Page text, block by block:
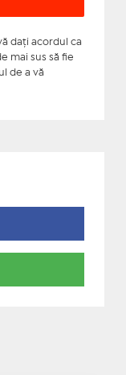
daţi acordul ca
mai sus să fie
de a vă